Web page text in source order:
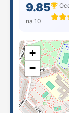
9.85
na 10
+
−